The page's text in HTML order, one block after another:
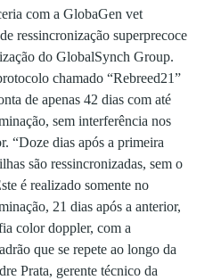
com a GlobaGen vet
ressincronização superprecoce
do GlobalSynch Group.
chamado “Rebreed21”
de apenas 42 dias com até
sem interferência nos
“Doze dias após a primeira
são ressincronizadas, sem o
é realizado somente no
21 dias após a anterior,
color doppler, com a
que se repete ao longo da
Prata, gerente técnico da